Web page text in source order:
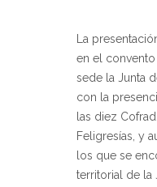
La
en el convento
sede la Junta
con la
las diez
Feligresías, y
los que se
territorial de la